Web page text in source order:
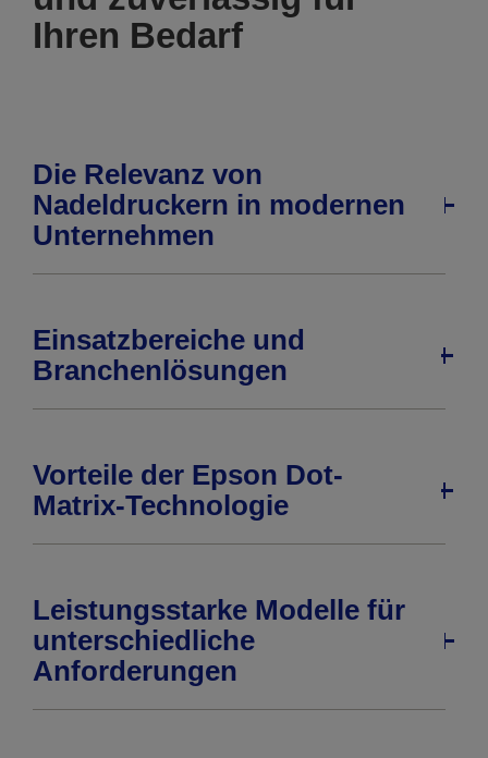
Ihren Bedarf
Die Relevanz von
Nadeldruckern in modernen
Unternehmen
Einsatzbereiche und
Branchenlösungen
Vorteile der Epson Dot-
Matrix-Technologie
Leistungsstarke Modelle für
unterschiedliche
Anforderungen